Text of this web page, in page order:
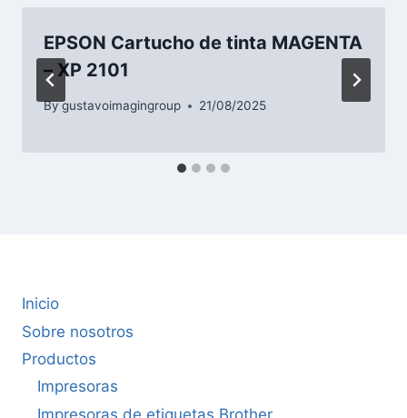
EPSON Cartucho de tinta MAGENTA
– XP 2101
Bygustavoimagingroup 21/08/2025
Inicio
Sobre nosotros
Productos
Impresoras
Impresoras de etiquetas Brother